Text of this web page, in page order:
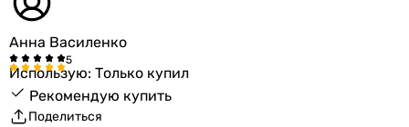
Анна Василенко
Использую: Только купил
Рекомендую купить
Поделиться